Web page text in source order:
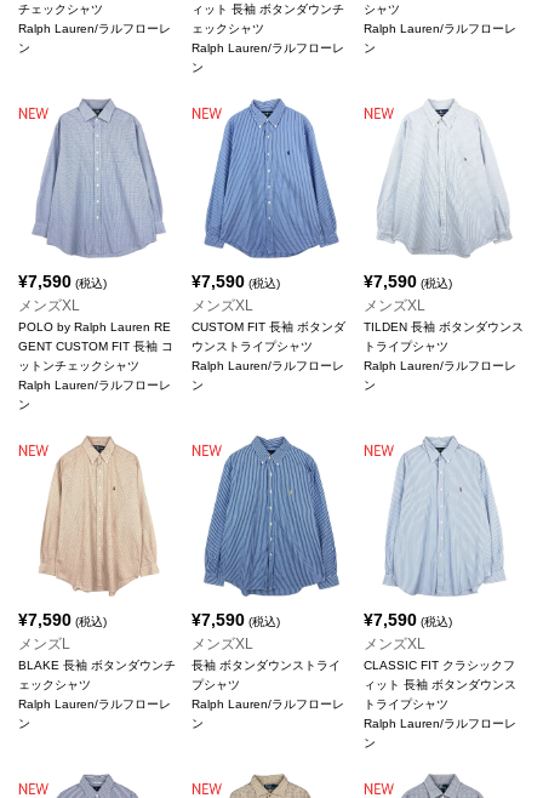
チェックシャツ
Ralph Lauren/ラルフローレ
ン
ィット 長袖 ボタンダウンチ
ェックシャツ
Ralph Lauren/ラルフローレ
ン
シャツ
Ralph Lauren/ラルフローレ
ン
¥7,590 (税込)
メンズXL
POLO by Ralph Lauren RE
GENT CUSTOM FIT 長袖 コ
ットンチェックシャツ
Ralph Lauren/ラルフローレ
ン
¥7,590(税込)
メンズXL
CUSTOM FIT 長袖 ボタンダ
ウンストライプシャツ
Ralph Lauren/ラルフローレ
ン
¥7,590 (税込)
メンズXL
TILDEN 長袖 ボタンダウンス
トライプシャツ
Ralph Lauren/ラルフローレ
ン
¥7,590 (税込)
メンズL
BLAKE 長袖 ボタンダウンチ
ェックシャツ
Ralph Lauren/ラルフローレ
ン
¥7,590(税込)
メンズXL
長袖 ボタンダウンストライ
プシャツ
Ralph Lauren/ラルフローレ
ン
¥7,590 (税込)
メンズXL
CLASSIC FIT クラシックフ
ィット 長袖 ボタンダウンス
トライプシャツ
Ralph Lauren/ラルフローレ
ン